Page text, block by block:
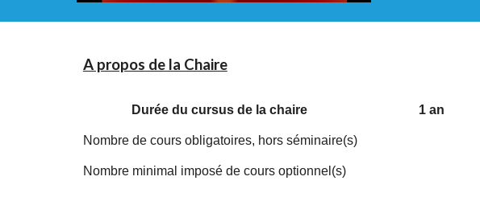
A propos de la Chaire
Durée du cursus de la chaire 1 an
Nombre de cours obligatoires, hors séminaire(s)
Nombre minimal imposé de cours optionnel(s)